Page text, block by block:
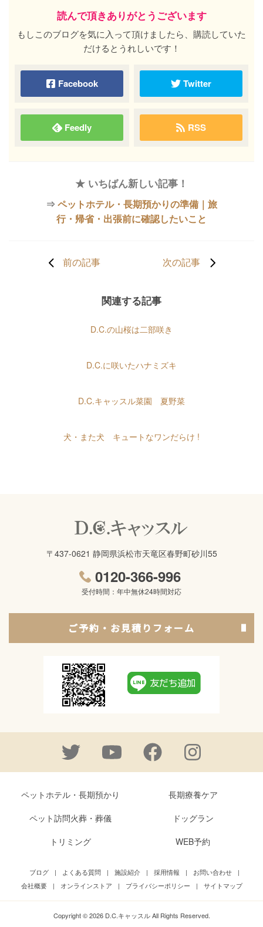
読んで頂きありがとうございます
もしこのブログを気に入って頂けましたら、購読していた
だけるとうれしいです！
Facebook Twitter
Feedly RSS
★ いちばん新しい記事！
⇒ ペットホテル・長期預かりの準備｜旅
行・帰省・出張前に確認したいこと
前の記事 次の記事
関連する記事
D.C.の山桜は二部咲き
D.C.に咲いたハナミズキ
D.C.キャッスル菜園 夏野菜
犬・また犬 キュートなワンだらけ !
〒437-0621 静岡県浜松市天竜区春野町砂川55
0120-366-996
受付時間：年中無休24時間対応
ご予約・お見積りフォーム
ペットホテル・長期預かり
長期療養ケア
ペット訪問火葬・葬儀
ドッグラン
トリミング
WEB予約
ブログ | よくある質問 | 施設紹介 | 採用情報 | お問い合わせ
|
会社概要
| オンラインストア | プライバシーポリシー | サイトマップ
Copyright © 2026 D.C.キャッスル All Rights Reserved.